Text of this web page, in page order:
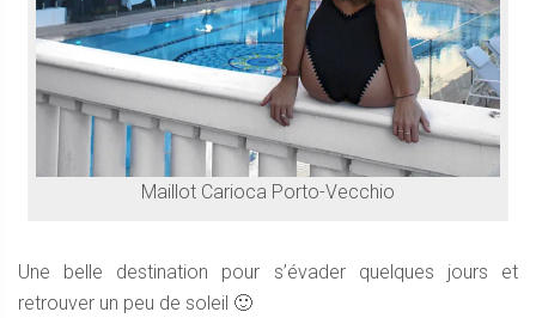
Maillot Carioca Porto-Vecchio
Une belle destination pour s’évader quelques jours et
retrouver un peu de soleil 🙂